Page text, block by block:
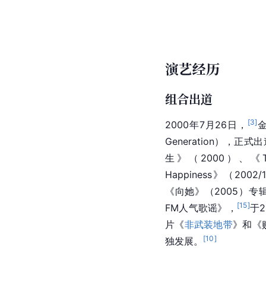
演艺经历
组合出道
2000年7月26日， [3]
Generation），正式出
生》（2000）、《
Happiness》（
《向她》（2005）专
FM人气歌谣》， [15]于
片《非武装地带》和《
独发展。
[10]